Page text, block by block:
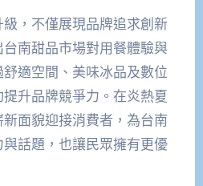
，不僅展現品牌追求創新
南甜品市場對用餐體驗與
適空間、美味冰品及數位
升品牌競爭力。在炎熱夏
面貌迎接消費者，為台南
話題，也讓民眾擁有更優